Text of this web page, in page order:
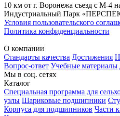
10 км от г. Воронежа съезд с М-4
Индустриальный Парк
Условия пользовательского
Политика конфиденциальности
О компании
Стандарты качества Достижения
Вопрос-ответ Учебные материалы
Мы в соц. сетях
Каталог
Специальная программа для
узлы Шариковые подшипники
Корпуса для подшипников Части